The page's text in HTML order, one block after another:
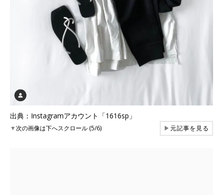
出典：Instagramアカウント「1616sp」
▼次の画像は下へスクロール (5/6) ▶元記事を見る